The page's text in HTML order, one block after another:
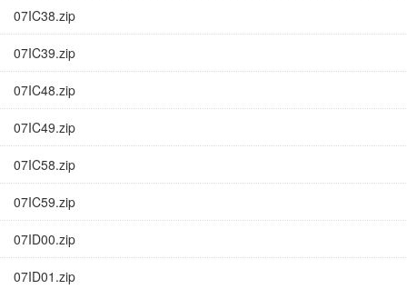
07IC38.zip
07IC39.zip
07IC48.zip
07IC49.zip
07IC58.zip
07IC59.zip
07ID00.zip
07ID01.zip